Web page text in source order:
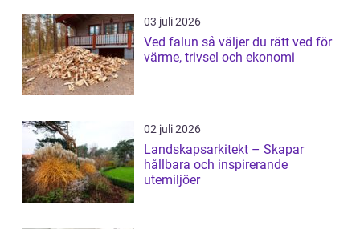
03 juli 2026
Ved falun så väljer du rätt ved för
värme, trivsel och ekonomi
02 juli 2026
Landskapsarkitekt – Skapar
hållbara och inspirerande
utemiljöer